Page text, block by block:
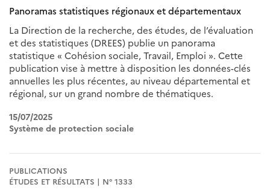
Panoramas statistiques régionaux et départementaux
La Direction de la recherche, des études, de l’évaluation
et des statistiques (DREES) publie un panorama
statistique « Cohésion sociale, Travail, Emploi ». Cette
publication vise à mettre à disposition les données-clés
annuelles les plus récentes, au niveau départemental et
régional, sur un grand nombre de thématiques.
15/07/2025
Système de protection sociale
PUBLICATIONS
ÉTUDES ET RÉSULTATS | N° 1333